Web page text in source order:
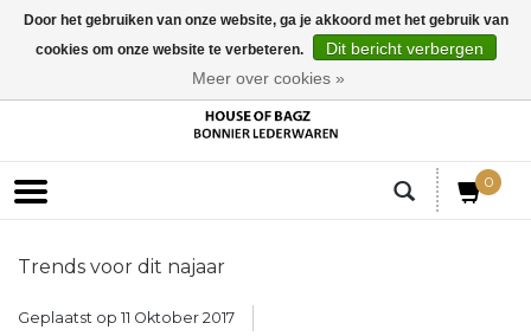
0
Trends voor dit najaar
Geplaatst op 11 Oktober 2017
Door het gebruiken van onze website, ga je akkoord met het gebruik van
cookies om onze website te verbeteren.
Dit bericht verbergen
Meer over cookies »